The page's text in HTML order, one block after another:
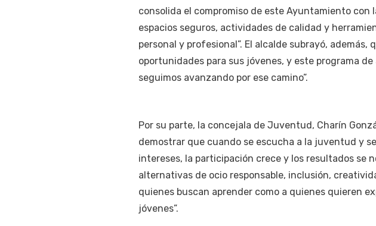
consolida el compromiso de este Ayuntamiento
espacios seguros, actividades de calidad y
personal y profesional”. El alcalde subrayó,
oportunidades para sus jóvenes, y este programa
seguimos avanzando por ese camino”.
Por su parte, la concejala de Juventud, Charín
demostrar que cuando se escucha a la juventud y
intereses, la participación crece y los resultados se
alternativas de ocio responsable, inclusión,
quienes buscan aprender como a quienes quieren
jóvenes”.